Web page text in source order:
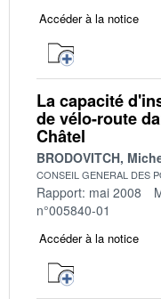
Accéder à la notice
La capacité
de vélo-route
Châtel
BRODOVITCH,
CONSEIL GENERAL DES
Rapport: mai 2008
n°005840-01
Accéder à la notice